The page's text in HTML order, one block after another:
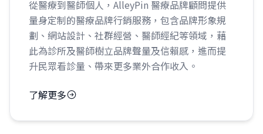
從醫療到醫師個人，AlleyPin 醫療品牌顧問提供
量身定制的醫療品牌行銷服務，包含品牌形象規
劃、網站設計、社群經營、醫師經紀等領域，藉
此為診所及醫師樹立品牌聲量及信賴感，進而提
升民眾看診量、帶來更多業外合作收入。
了解更多